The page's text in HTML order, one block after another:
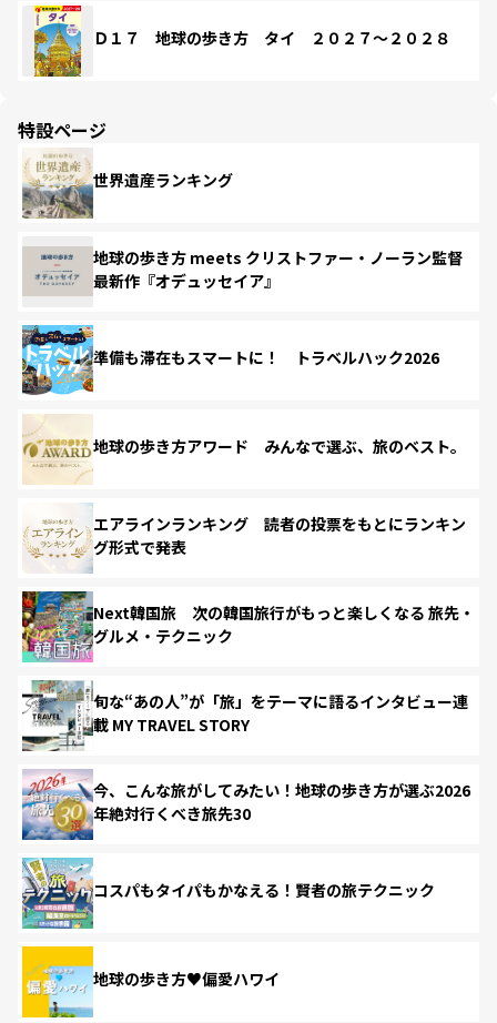
Ｄ１７ 地球の歩き方 タイ ２０２７～２０２８
特設ページ
世界遺産ランキング
地球の歩き方 meets クリストファー・ノーラン監督
最新作『オデュッセイア』
準備も滞在もスマートに！ トラベルハック2026
地球の歩き方アワード みんなで選ぶ、旅のベスト。
エアラインランキング 読者の投票をもとにランキン
グ形式で発表
Next韓国旅 次の韓国旅行がもっと楽しくなる 旅先・
グルメ・テクニック
旬な“あの人”が「旅」をテーマに語るインタビュー連
載 MY TRAVEL STORY
今、こんな旅がしてみたい！地球の歩き方が選ぶ2026
年絶対行くべき旅先30
コスパもタイパもかなえる！賢者の旅テクニック
地球の歩き方♥偏愛ハワイ